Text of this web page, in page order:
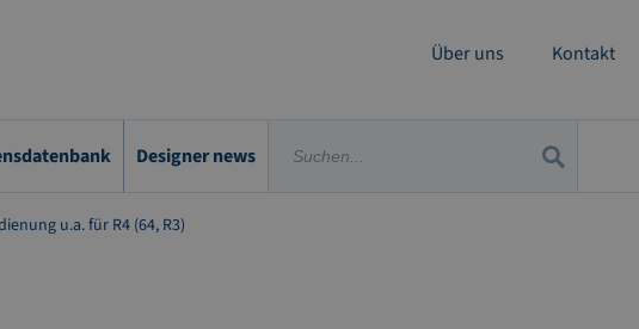
Über uns Kontakt
Designer news
u.a. für R4 (64, R3)